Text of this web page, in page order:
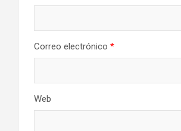
Correo electrónico *
Web